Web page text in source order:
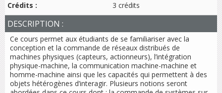
Crédits : 3 crédits
DESCRIPTION :
Ce cours permet aux étudiants de se familiariser avec la
conception et la commande de réseaux distribués de
machines physiques (capteurs, actionneurs), l’intégration
physique-machine, la communication machine-machine et
homme-machine ainsi que les capacités qui permettent à des
objets hétérogènes d’interagir. Plusieurs notions seront